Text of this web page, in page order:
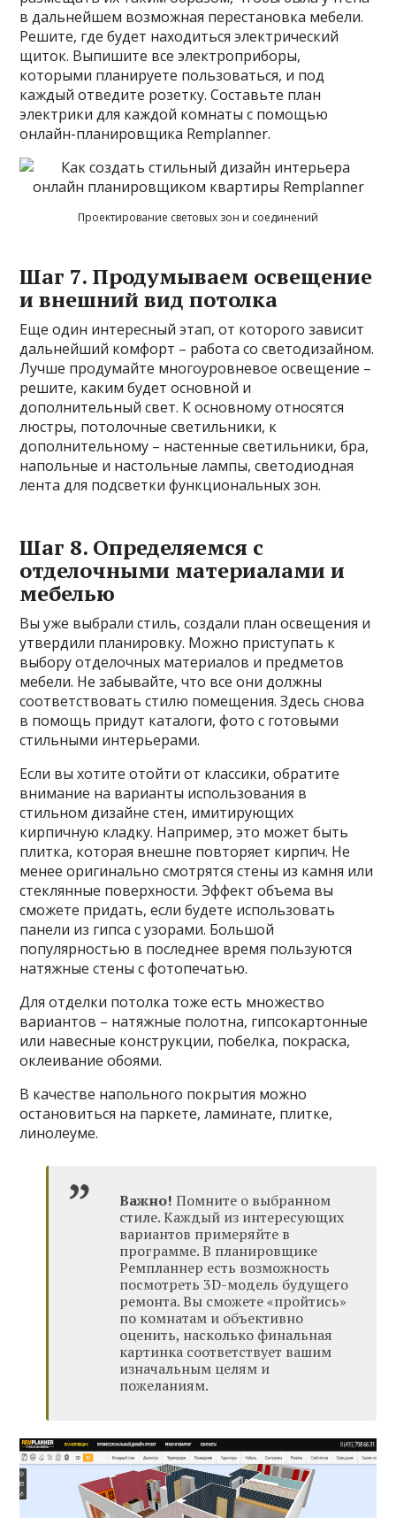
в дальнейшем возможная перестановка мебели.
Решите, где будет находиться электрический
щиток. Выпишите все электроприборы,
которыми планируете пользоваться, и под
каждый отведите розетку. Составьте план
электрики для каждой комнаты с помощью
онлайн-планировщика Remplanner.
Проектирование световых зон и соединений
Шаг 7. Продумываем освещение
и внешний вид потолка
Еще один интересный этап, от которого зависит
дальнейший комфорт – работа со светодизайном.
Лучше продумайте многоуровневое освещение –
решите, каким будет основной и
дополнительный свет. К основному относятся
люстры, потолочные светильники, к
дополнительному – настенные светильники, бра,
напольные и настольные лампы, светодиодная
лента для подсветки функциональных зон.
Шаг 8. Определяемся с
отделочными материалами и
мебелью
Вы уже выбрали стиль, создали план освещения и
утвердили планировку. Можно приступать к
выбору отделочных материалов и предметов
мебели. Не забывайте, что все они должны
соответствовать стилю помещения. Здесь снова
в помощь придут каталоги, фото с готовыми
стильными интерьерами.
Если вы хотите отойти от классики, обратите
внимание на варианты использования в
стильном дизайне стен, имитирующих
кирпичную кладку. Например, это может быть
плитка, которая внешне повторяет кирпич. Не
менее оригинально смотрятся стены из камня или
стеклянные поверхности. Эффект объема вы
сможете придать, если будете использовать
панели из гипса с узорами. Большой
популярностью в последнее время пользуются
натяжные стены с фотопечатью.
Для отделки потолка тоже есть множество
вариантов – натяжные полотна, гипсокартонные
или навесные конструкции, побелка, покраска,
оклеивание обоями.
В качестве напольного покрытия можно
остановиться на паркете, ламинате, плитке,
линолеуме.
Важно! Помните о выбранном
стиле. Каждый из интересующих
вариантов примеряйте в
программе. В планировщике
Ремпланнер есть возможность
посмотреть 3D-модель будущего
ремонта. Вы сможете «пройтись»
по комнатам и объективно
оценить, насколько финальная
картинка соответствует вашим
изначальным целям и
пожеланиям.